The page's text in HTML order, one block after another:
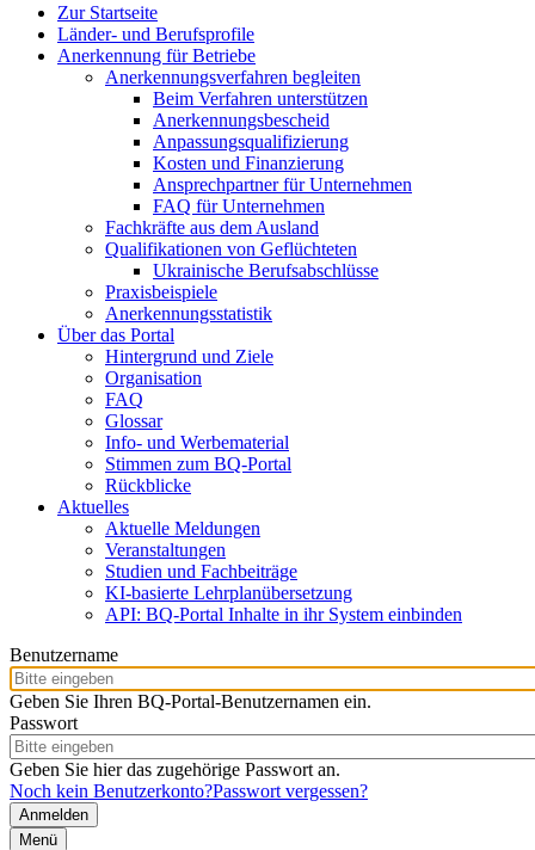
Zur Startseite
Länder- und Berufsprofile
Anerkennung für Betriebe
Anerkennungsverfahren begleiten
Beim Verfahren unterstützen
Anerkennungsbescheid
Anpassungsqualifizierung
Kosten und Finanzierung
Ansprechpartner für Unternehmen
FAQ für Unternehmen
Fachkräfte aus dem Ausland
Qualifikationen von Geflüchteten
Ukrainische Berufsabschlüsse
Praxisbeispiele
Anerkennungsstatistik
Über das Portal
Hintergrund und Ziele
Organisation
FAQ
Glossar
Info- und Werbematerial
Stimmen zum BQ-Portal
Rückblicke
Aktuelles
Aktuelle Meldungen
Veranstaltungen
Studien und Fachbeiträge
KI-basierte Lehrplanübersetzung
API: BQ-Portal Inhalte in ihr System einbinden
Benutzername
Geben Sie Ihren BQ-Portal-Benutzernamen ein.
Passwort
Geben Sie hier das zugehörige Passwort an.
Noch kein Benutzerkonto?Passwort vergessen?
Menü